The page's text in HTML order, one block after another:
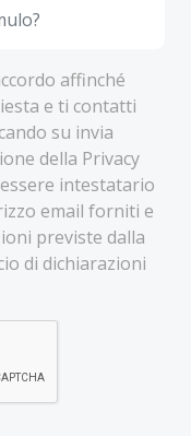
affinché
e ti contatti
su invia
della Privacy
intestatario
email forniti e
previste dalla
di dichiarazioni